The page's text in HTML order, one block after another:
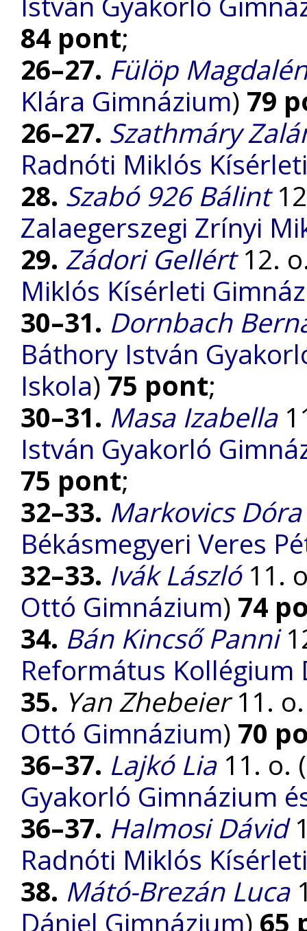
84 pont;
26–27. Fülöp
Klára Gimnázium) 79
26–27. Szathmáry
Radnóti Miklós
28. Szabó 926 Bálint
Zalaegerszegi Zrínyi
29. Zádori Gellért12.
Miklós Kísérleti
30–31. Dornbach
Báthory István
Iskola) 75 pont;
30–31. Masa Izabella
István Gyakorló
75 pont;
32–33. Markovics Dóra
Békásmegyeri Veres
32–33. Ivák László11.
Ottó Gimnázium) 74
34. Bán Kincső Panni
Református Kollégium
35. Yan Zhebeier11.
Ottó Gimnázium) 70
36–37. Lajkó Lia11. o. (
Gyakorló Gimnázium
36–37. Halmosi Dávid
Radnóti Miklós
38. Mátó-Brezán Luca
Dániel Gimnázium) 65